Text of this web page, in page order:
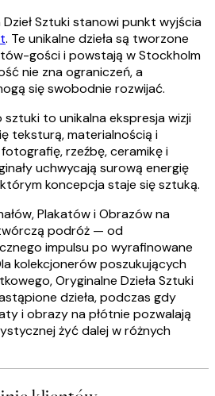
Sztuki stanowi punkt wyjścia
. Te unikalne dzieła są tworzone
gości i powstają w Stockholm
nie zna ograniczeń, a
się swobodnie rozwijać.
sztuki to unikalna ekspresja wizji
teksturą, materialnością i
rzeźbę, ceramikę i
uchwycają surową energię
koncepcja staje się sztuką.
Plakatów i Obrazów na
podróż — od
impulsu po wyrafinowane
kolekcjonerów poszukujących
Oryginalne Dzieła Sztuki
dzieła, podczas gdy
i obrazy na płótnie pozwalają
żyć dalej w różnych